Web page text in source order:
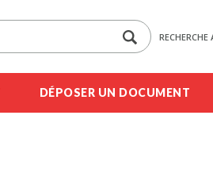
RECHERCHE
DÉPOSER UN DOCUMENT